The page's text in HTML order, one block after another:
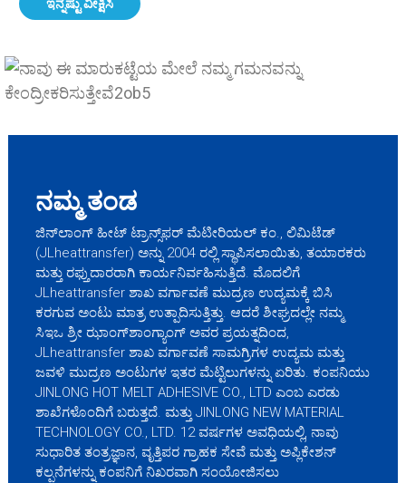
ಇನ್ನಷ್ಟು ವೀಕ್ಷಿಸಿ
ನಮ್ಮ ತಂಡ
ಜಿನ್‌ಲಾಂಗ್ ಹೀಟ್ ಟ್ರಾನ್ಸ್‌ಫರ್ ಮೆಟೀರಿಯಲ್ ಕಂ., ಲಿಮಿಟೆಡ್
(JLheattransfer) ಅನ್ನು 2004 ರಲ್ಲಿ ಸ್ಥಾಪಿಸಲಾಯಿತು, ತಯಾರಕರು
ಮತ್ತು ರಫ್ತುದಾರರಾಗಿ ಕಾರ್ಯನಿರ್ವಹಿಸುತ್ತಿದೆ. ಮೊದಲಿಗೆ
JLheattransfer ಶಾಖ ವರ್ಗಾವಣೆ ಮುದ್ರಣ ಉದ್ಯಮಕ್ಕೆ ಬಿಸಿ
ಕರಗುವ ಅಂಟು ಮಾತ್ರ ಉತ್ಪಾದಿಸುತ್ತಿತ್ತು. ಆದರೆ ಶೀಘ್ರದಲ್ಲೇ ನಮ್ಮ
ಸಿಇಒ ಶ್ರೀ ಝಾಂಗ್‌ಶಾಂಗ್ಯಾಂಗ್ ಅವರ ಪ್ರಯತ್ನದಿಂದ,
JLheattransfer ಶಾಖ ವರ್ಗಾವಣೆ ಸಾಮಗ್ರಿಗಳ ಉದ್ಯಮ ಮತ್ತು
ಜವಳಿ ಮುದ್ರಣ ಅಂಟುಗಳ ಇತರ ಮೆಟ್ಟಿಲುಗಳನ್ನು ಏರಿತು. ಕಂಪನಿಯು
JINLONG HOT MELT ADHESIVE CO., LTD ಎಂಬ ಎರಡು
ಶಾಖೆಗಳೊಂದಿಗೆ ಬರುತ್ತದೆ. ಮತ್ತು JINLONG NEW MATERIAL
TECHNOLOGY CO., LTD. 12 ವರ್ಷಗಳ ಅವಧಿಯಲ್ಲಿ, ನಾವು
ಸುಧಾರಿತ ತಂತ್ರಜ್ಞಾನ, ವೃತ್ತಿಪರ ಗ್ರಾಹಕ ಸೇವೆ ಮತ್ತು ಅಪ್ಲಿಕೇಶನ್
ಕಲ್ಪನೆಗಳನ್ನು ಕಂಪನಿಗೆ ನಿಖರವಾಗಿ ಸಂಯೋಜಿಸಲು